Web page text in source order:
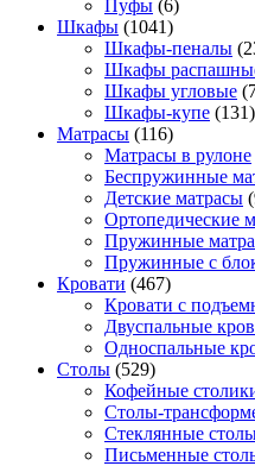
Пуфы (6)
Шкафы (1041)
Шкафы-пеналы
Шкафы
Шкафы угловые
Шкафы-купе (131)
Матрасы (116)
Матрасы в рулоне
Беспружинные
Детские матрасы
Ортопедические
Пружинные
Пружинные с
Кровати (467)
Кровати с
Двуспальные
Односпальные
Столы (529)
Кофейные
Столы-
Стеклянные
Письменные